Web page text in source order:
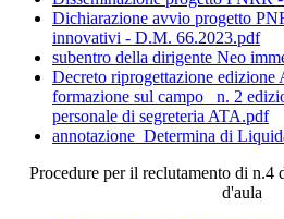
Dichiarazione avvio progetto
innovativi - D.M. 66.2023.pdf
subentro della dirigente Neo
Decreto riprogettazione
formazione sul campo_ n. 2
personale di segreteria ATA.pdf
annotazione_Determina di
Procedure per il reclutamento di n.4
d'aula